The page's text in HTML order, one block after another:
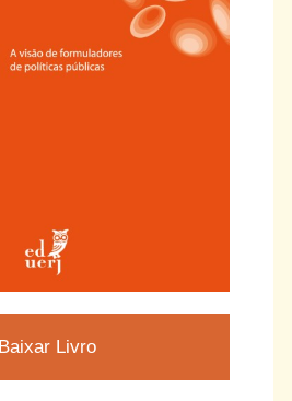
Baixar Livro